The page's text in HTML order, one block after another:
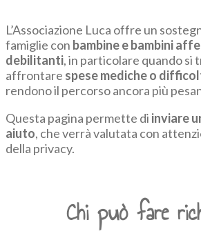
L’Associazione Luca offre un
famiglie con bambine e bambini
debilitanti, in particolare quando si
affrontare spese mediche o
rendono il percorso ancora più
Questa pagina permette di inviare
aiuto, che verrà valutata con
della privacy.
Chi può fare